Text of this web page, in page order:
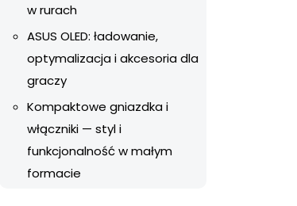
w rurach
ASUS OLED: ładowanie,
optymalizacja i akcesoria dla
graczy
Kompaktowe gniazdka i
włączniki — styl i
funkcjonalność w małym
formacie